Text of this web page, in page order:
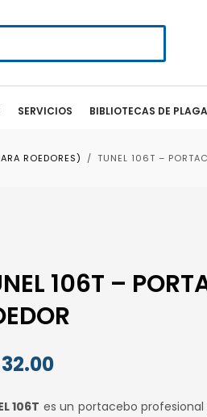
SERVICIOS BIBLIOTECAS DE
ROEDORES) TUNEL 106T –
106T –
32.00
106T es un portacebo